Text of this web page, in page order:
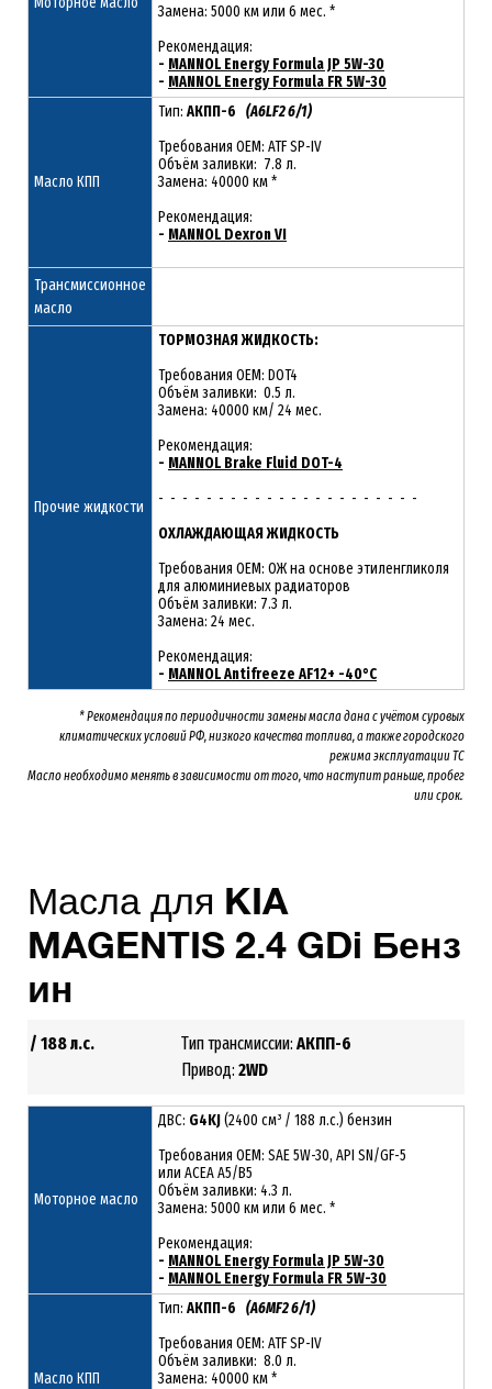
Замена: 5000 км или 6 мес. *
Рекомендация:
- MANNOL Energy Formula JP 5W-30
- MANNOL Energy Formula FR 5W-30
Масло КПП
Тип: АКПП-6 (A6LF2 6/1)
Требования OEM: ATF SP-IV
Объём заливки: 7.8 л.
Замена: 40000 км *
Рекомендация:
- MANNOL Dexron VI
Трансмиссионное
масло
Прочие жидкости
ТОРМОЗНАЯ ЖИДКОСТЬ:
Требования OEM: DOT4
Объём заливки: 0.5 л.
Замена: 40000 км/ 24 мес.
Рекомендация:
- MANNOL Brake Fluid DOT-4
- - - - - - - - - - - - - - - - - - - - - -
ОХЛАЖДАЮЩАЯ ЖИДКОСТЬ
Требования OEM: ОЖ на основе этиленгликоля
для алюминиевых радиаторов
Объём заливки: 7.3 л.
Замена: 24 мес.
Рекомендация:
- MANNOL Antifreeze AF12+ -40°C
* Рекомендация по периодичности замены масла дана с учётом суровых
климатических условий РФ, низкого качества топлива, а также городского
режима эксплуатации ТС
Масло необходимо менятьв зависимости от того, что наступит раньше, пробег
или срок.
Масла для KIA
MAGENTIS 2.4 GDi Бенз
ин
/ 188 л.с.
Тип трансмиссии: АКПП-6
Привод: 2WD
Моторное масло
ДВС: G4KJ(2400 см³ / 188 л.с.) бензин
Требования ОЕМ: SAE 5W-30, API SN/GF-5
или ACEA A5/B5
Объём заливки: 4.3 л.
Замена: 5000 км или 6 мес. *
Рекомендация:
- MANNOL Energy Formula JP 5W-30
- MANNOL Energy Formula FR 5W-30
Масло КПП
Тип: АКПП-6 (A6MF2 6/1)
Требования OEM: ATF SP-IV
Объём заливки: 8.0 л.
Замена: 40000 км *